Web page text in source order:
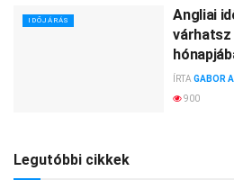
IDŐJÁRÁS
Angliai
várhatsz
ÍRTA GABOR
900
Legutóbbi cikkek